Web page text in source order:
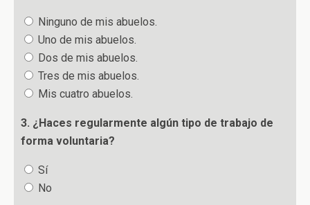
Ninguno de mis abuelos.
Uno de mis abuelos.
Dos de mis abuelos.
Tres de mis abuelos.
Mis cuatro abuelos.
3. ¿Haces regularmente algún tipo de trabajo de
forma voluntaria?
Sí
No